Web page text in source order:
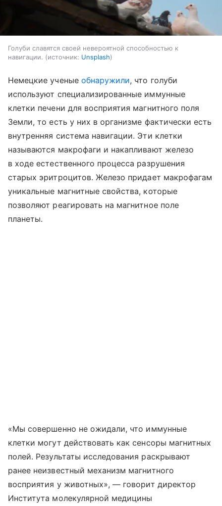
Голуби славятся своей невероятной способностью к
навигации.
источник: Unsplash
Немецкие ученые обнаружили, что голуби
используют специализированные иммунные
клетки печени для восприятия магнитного поля
Земли, то есть у них в организме фактически есть
внутренняя система навигации. Эти клетки
называются макрофаги и накапливают железо
в ходе естественного процесса разрушения
старых эритроцитов. Железо придает макрофагам
уникальные магнитные свойства, которые
позволяют реагировать на магнитное поле
планеты.
«Мы совершенно не ожидали, что иммунные
клетки могут действовать как сенсоры магнитных
полей. Результаты исследования раскрывают
ранее неизвестный механизм магнитного
восприятия у животных», — говорит директор
Института молекулярной медицины